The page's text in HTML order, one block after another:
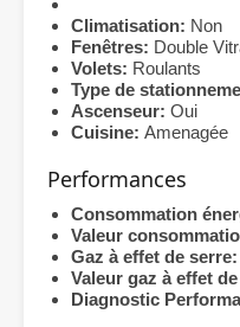
Climatisation: Non
Fenêtres: Double
Volets: Roulants
Type de
Ascenseur: Oui
Cuisine: Amenagée
Performances
Consommation
Valeur
Gaz à effet de serre:
Valeur gaz à effet
Diagnostic